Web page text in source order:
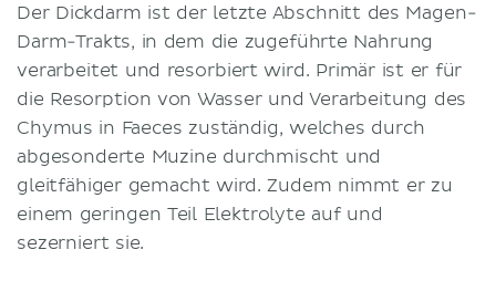
Der Dickdarm ist der letzte Abschnitt des Magen-
Darm-Trakts, in dem die zugeführte Nahrung
verarbeitet und resorbiert wird. Primär ist er für
die Resorption von Wasser und Verarbeitung des
Chymus in Faeces zuständig, welches durch
abgesonderte Muzine durchmischt und
gleitfähiger gemacht wird. Zudem nimmt er zu
einem geringen Teil Elektrolyte auf und
sezerniert sie.